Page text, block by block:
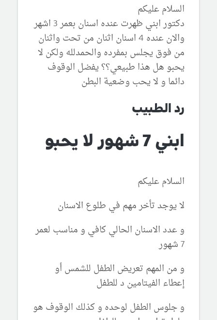
السلام عليكم
دكتور ابني ظهرت عنده اسنان بعمر 3 اشهر
والان عنده 4 اسنان اثنان من تحت واثنان
من فوق يجلس بمفرده والحمدلله ولكن لا
يحبو هل هذا طبيعي؟؟ يفضل الوقوف
دائما و لا يحب وضعية البطن
رد الطبيب
ابني 7 شهور لا يحبو
السلام عليكم
لا يوجد تأخر مهم في طلوع الاسنان
و عدد الاسنان الحالي كافي و مناسب لعمر
7 شهور
و من المهم تعريض الطفل للشمس أو
إعطاء الفيتامين د للطفل
و جلوس الطفل لوحده و كذلك الوقوف هو